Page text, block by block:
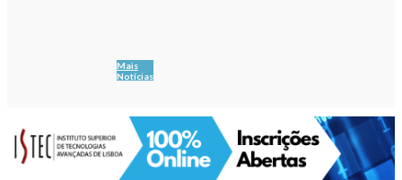
Mais
Notícias